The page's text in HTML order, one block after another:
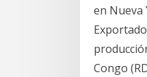
en Nueva
Congo